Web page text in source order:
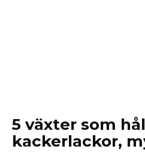
5 växter som
kackerlackor,